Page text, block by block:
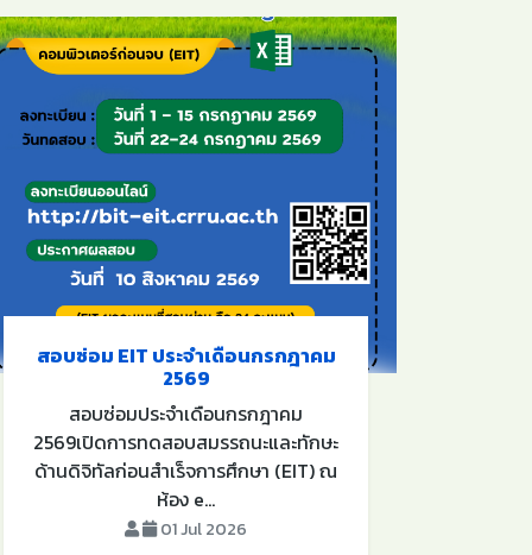
สอบซ่อม EIT ประจำเดือนกรกฎาคม
2569
สอบซ่อมประจำเดือนกรกฎาคม
2569เปิดการทดสอบสมรรถนะและทักษะ
ด้านดิจิทัลก่อนสำเร็จการศึกษา (EIT) ณ
ห้อง e...
01 Jul 2026